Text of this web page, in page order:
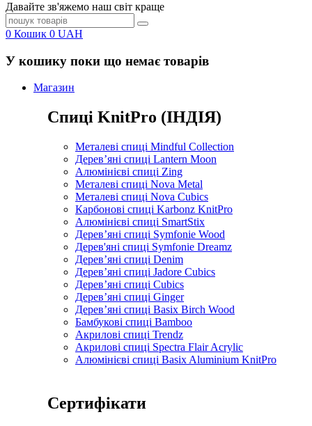
Давайте зв'яжемо наш світ краще
0 Кошик 0 UAH
У кошику поки що немає товарів
Магазин
Спиці KnitPro (ІНДІЯ)
Металеві спиці Mindful Collection
Дерев’яні спиці Lantern Moon
Алюмінієві спиці Zing
Металеві спиці Nova Metal
Металеві спиці Nova Cubics
Карбонові спиці Karbonz KnitPro
Алюмінієві спиці SmartStix
Дерев’яні спиці Symfonie Wood
Дерев'яні спиці Symfonie Dreamz
Дерев’яні спиці Denim
Дерев’яні спиці Jadore Cubics
Дерев’яні спиці Cubics
Дерев’яні спиці Ginger
Дерев’яні спиці Basix Birch Wood
Бамбукові спиці Bamboo
Акрилові спиці Trendz
Акрилові спиці Spectra Flair Acrylic
Алюмінієві спиці Basix Aluminium KnitPro
Сертифікати